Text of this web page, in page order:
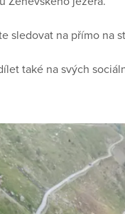
sledovat na přímo na
také na svých